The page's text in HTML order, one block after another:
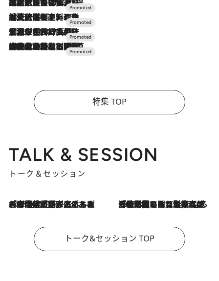
2026.7.31
【ホテル帰省】という選択肢をOMOが提案。家族とほどよい距離を保つには「昼は実家、夜は気兼ねなくホテルで！」
2026.7.24
【夏限定ディナーコース】旬を迎える稚鮎や花ズッキーニなどをイタリア・トスカーナの郷土料理の手法で満喫！
2026.7.17
「土佐和ハーブかき氷」がOMO7高知に登場！生姜、山椒、大葉など目にも舌にも涼を呼ぶ郷土の味
2026.7.10
NEW OPEN！【界 草津】名湯の地に誕生。趣の異なる2種の温泉と上州ならではの会席・蕎麦割烹など美食を味わう究極の癒やし旅
特集 TOP
TALK & SESSION
トーク＆セッション
2026.8.3
「今後値上げがあるとすれば…」「リスクがあるのは今年の冬」エネルギー専門家が語る、ホルムズ海峡封鎖が家庭にもたらす“ある心配” 2026.8.3
「住宅建てられない…」「サーチャージ料の高値が続いている」ホルムズ海峡封鎖による影響はいつまで続く？《エネルギー専門家に聞く“どうなる日本の暮らし”》
トーク&セッション TOP